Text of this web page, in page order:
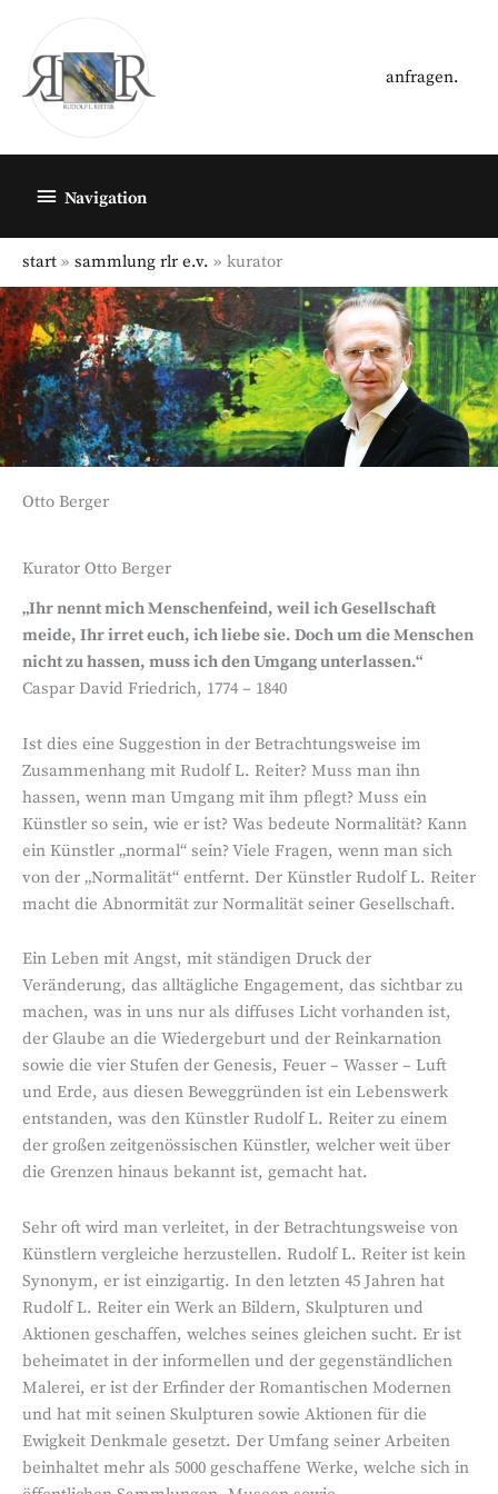
springen
anfragen.
Navigation
start sammlung rlr e.v. kurator
Otto Berger
Kurator Otto Berger
„Ihr nennt mich Menschenfeind, weil ich Gesellschaft
meide, Ihr irret euch, ich liebe sie. Doch um die Menschen
nicht zu hassen, muss ich den Umgang unterlassen.“
Caspar David Friedrich, 1774 – 1840
Ist dies eine Suggestion in der Betrachtungsweise im
Zusammenhang mit Rudolf L. Reiter? Muss man ihn
hassen, wenn man Umgang mit ihm pflegt? Muss ein
Künstler so sein, wie er ist? Was bedeute Normalität? Kann
ein Künstler „normal“ sein? Viele Fragen, wenn man sich
von der „Normalität“ entfernt. Der Künstler Rudolf L. Reiter
macht die Abnormität zur Normalität seiner Gesellschaft.
Ein Leben mit Angst, mit ständigen Druck der
Veränderung, das alltägliche Engagement, das sichtbar zu
machen, was in uns nur als diffuses Licht vorhanden ist,
der Glaube an die Wiedergeburt und der Reinkarnation
sowie die vier Stufen der Genesis, Feuer – Wasser – Luft
und Erde, aus diesen Beweggründen ist ein Lebenswerk
entstanden, was den Künstler Rudolf L. Reiter zu einem
der großen zeitgenössischen Künstler, welcher weit über
die Grenzen hinaus bekannt ist, gemacht hat.
Sehr oft wird man verleitet, in der Betrachtungsweise von
Künstlern vergleiche herzustellen. Rudolf L. Reiter ist kein
Synonym, er ist einzigartig. In den letzten 45 Jahren hat
Rudolf L. Reiter ein Werk an Bildern, Skulpturen und
Aktionen geschaffen, welches seines gleichen sucht. Er ist
beheimatet in der informellen und der gegenständlichen
Malerei, er ist der Erfinder der Romantischen Modernen
und hat mit seinen Skulpturen sowie Aktionen für die
Ewigkeit Denkmale gesetzt. Der Umfang seiner Arbeiten
beinhaltet mehr als 5000 geschaffene Werke, welche sich in